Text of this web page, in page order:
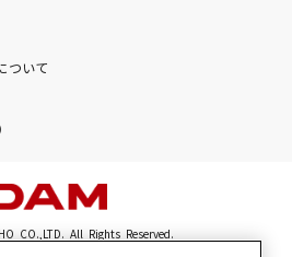
ついて
CO.,LTD. All Rights Reserved.